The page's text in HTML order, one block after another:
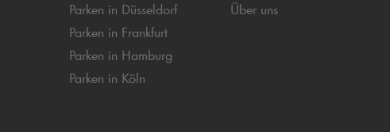
Parken in Düsseldorf
Parken in Frankfurt
Parken in Hamburg
Parken in Köln
Über uns